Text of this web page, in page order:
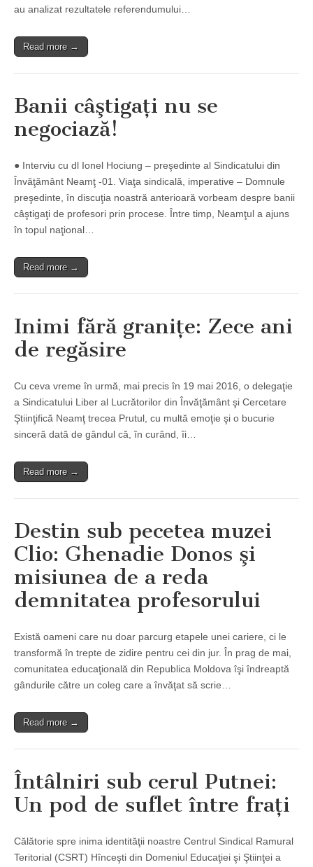
au analizat rezultatele referendumului…
Read more →
Banii câştigaţi nu se
negociază!
● Interviu cu dl Ionel Hociung – preşedinte al Sindicatului din
Învăţământ Neamţ -01. Viaţa sindicală, imperative – Domnule
preşedinte, în discuţia noastră anterioară vorbeam despre banii
câştigaţi de profesori prin procese. Între timp, Neamţul a ajuns
în topul naţional…
Read more →
Inimi fără graniţe: Zece ani
de regăsire
Cu ceva vreme în urmă, mai precis în 19 mai 2016, o delegaţie
a Sindicatului Liber al Lucrătorilor din Învăţământ şi Cercetare
Ştiinţifică Neamţ trecea Prutul, cu multă emoţie şi o bucurie
sinceră dată de gândul că, în curând, îi…
Read more →
Destin sub pecetea muzei
Clio: Ghenadie Donos şi
misiunea de a reda
demnitatea profesorului
Există oameni care nu doar parcurg etapele unei cariere, ci le
transformă în trepte de zidire pentru cei din jur. În prag de mai,
comunitatea educaţională din Republica Moldova îşi îndreaptă
gândurile către un coleg care a învăţat să scrie…
Read more →
Întâlniri sub cerul Putnei:
Un pod de suflet între fraţi
Călătorie spre inima identităţii noastre Centrul Sindical Ramural
Teritorial (CSRT) Hînceşti din Domeniul Educaţiei şi Ştiinţei a